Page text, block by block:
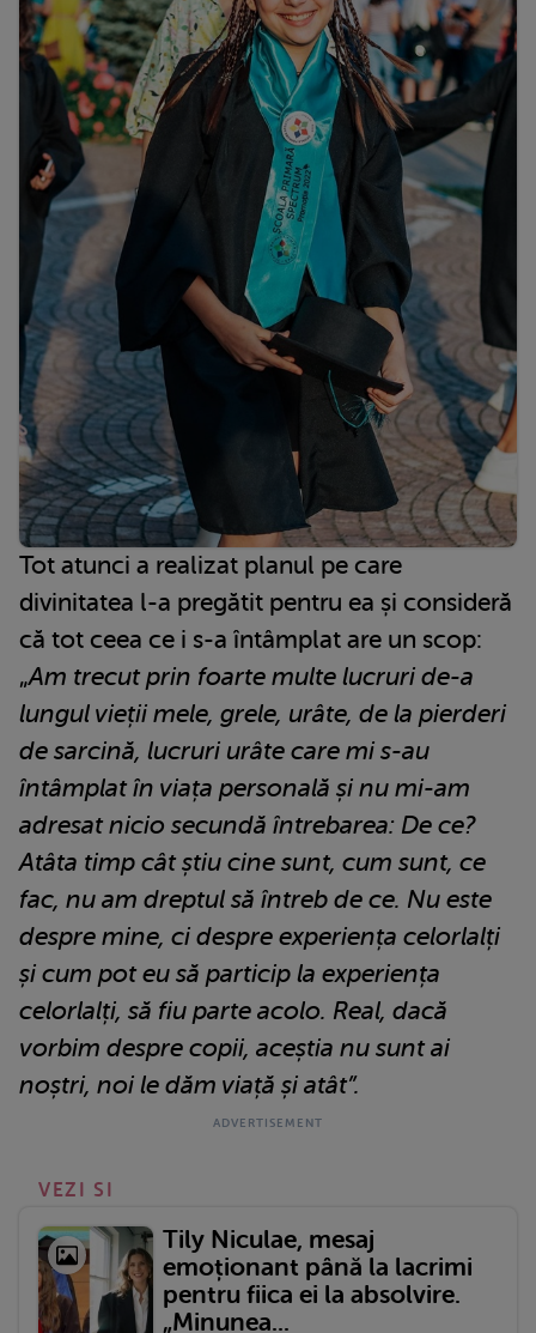
Tot atunci a realizat planul pe care
divinitatea l-a pregătit pentru ea și consideră
că tot ceea ce i s-a întâmplat are un scop:
„Am trecut prin foarte multe lucruri de-a
lungul vieții mele, grele, urâte, de la pierderi
de sarcină, lucruri urâte care mi s-au
întâmplat în viața personală și nu mi-am
adresat nicio secundă întrebarea: De ce?
Atâta timp cât știu cine sunt, cum sunt, ce
fac, nu am dreptul să întreb de ce. Nu este
despre mine, ci despre experiența celorlalți
și cum pot eu să particip la experiența
celorlalți, să fiu parte acolo. Real, dacă
vorbim despre copii, aceștia nu sunt ai
noștri, noi le dăm viață și atât”.
VEZI SI
Tily Niculae, mesaj
emoționant până la lacrimi
pentru fiica ei la absolvire.
„Minunea...